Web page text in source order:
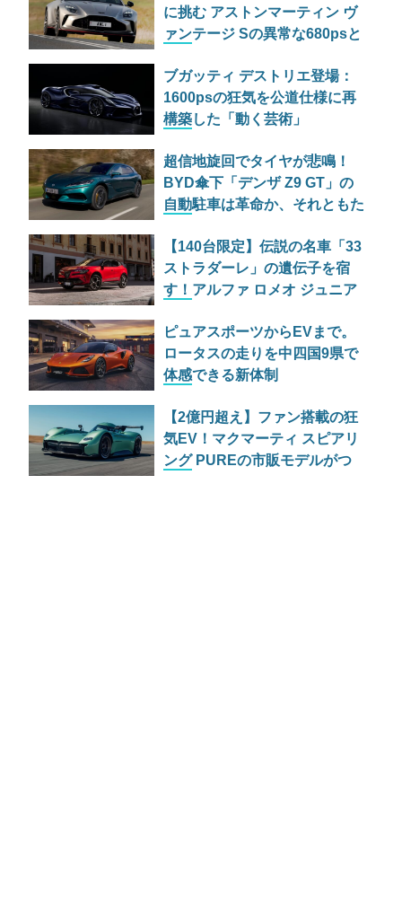
に挑む アストンマーティン ヴ
ァンテージ Sの異常な680psと
ブガッティ デストリエ登場：
1600psの狂気を公道仕様に再
構築した「動く芸術」
超信地旋回でタイヤが悲鳴！
BYD傘下「デンザ Z9 GT」の
自動駐車は革命か、それともた
【140台限定】伝説の名車「33
ストラダーレ」の遺伝子を宿
す！アルファ ロメオ ジュニア
上陸
ピュアスポーツからEVまで。
ロータスの走りを中四国9県で
体感できる新体制
EXPERIENCE」とは
【2億円超え】ファン搭載の狂
気EV！マクマーティ スピアリ
ング PUREの市販モデルがつ